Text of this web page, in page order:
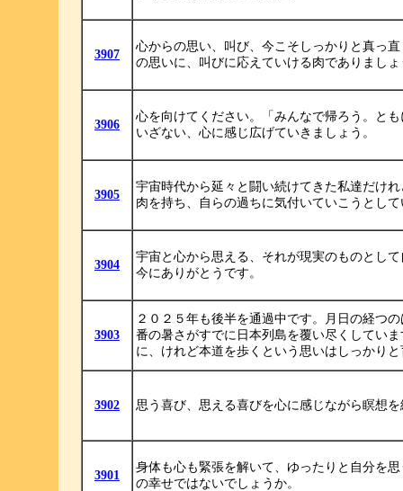
3907
心からの思い、叫び、今こそしっかりと真っ
の思いに、叫びに応えていける肉でありましょ
3906
心を向けてください。「みんなで帰ろう。と
いざない、心に感じ広げていきましょう。
3905
宇宙時代から延々と闘い続けてきた私達だけ
肉を持ち、自らの過ちに気付いていこうとし
3904
宇宙と心から思える、それが現実のものとし
今にありがとうです。
3903
２０２５年も後半を通過中です。月日の経つ
番の暑さがすでに日本列島を覆い尽くしてい
に、けれど本道を歩くという思いはしっかり
3902 思う喜び、思える喜びを心に感じながら瞑想
3901
身体も心も緊張を解いて、ゆったりと自分を
の幸せではないでしょうか。